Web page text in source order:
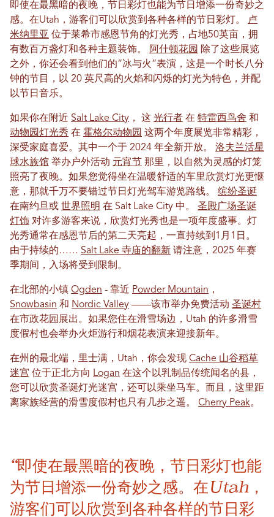
即使在最黑暗的夜晚，节日彩灯也能为节日增添一份奇妙之
感。在Utah，游客们可以欣赏到各种各样的节日彩灯。
卢
米纳里亚 位于莱希市感恩节角的灯光秀，占地50英亩，拥
有数百万盏灯和各种主题装饰。
阿什顿花园 除了这些展览
之外，你还会看到他们的“冰与火”表演，这是一个时长八分
钟的节目，以 20 英尺高的火焰和闪烁的灯光为特色，并配
以节日音乐。
如果你在附近 Salt Lake City ， 这 光行者 在 特雷西鸟舍 和
动物园灯光秀 在 霍格尔动物园 这两个年度展览非常精彩，
深受家庭喜爱。其中一个于 2024 年全新开放。 洛夫兰活星
球水族馆 举办户外活动 元宵节 那里，以自然为灵感的灯笼
照亮了夜晚。如果您觉得坐在温暖舒适的车里欣赏灯光更惬
意，那就千万不要错过节日灯光驾车游览路线。 缤纷圣诞
在南约旦或 世界照明 在 Salt Lake City 中。 圣殿广场圣诞
灯饰 对许多游客来说，欣赏灯光秀也是一项年度盛事。灯
光秀通常在感恩节后的第二天亮起，一直持续到1月1日。
由于持续的…… Salt Lake 寺庙的翻新 请注意，2025 年赛
季期间，入场将受到限制。
在北部的小镇 Ogden - 靠近 Powder Mountain ，
Snowbasin 和 Nordic Valley ——该市举办免费活动 圣诞村
在市政花园展出。如果您住在滑雪场边，Utah 的许多滑雪
度假村也会举办火炬游行和烟花表演来迎接新年。
在州的最北端，里士满，Utah，你会发现 Cache 山谷稻草
迷宫 位于正北方向 Logan 在这个以乳制品传统闻名的县，
您可以欣赏圣诞灯光迷宫，还可以乘坐马车。而且，这里距
离家族经营的滑雪度假村也只有几步之遥。 Cherry Peak。
“即使在最黑暗的夜晚，节日彩灯也能
为节日增添一份奇妙之感。在Utah，
游客们可以欣赏到各种各样的节日彩